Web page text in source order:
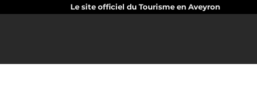
Le site officiel du Tourisme en Aveyron